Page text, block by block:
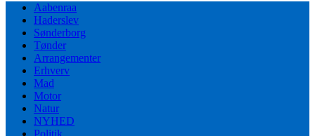
Aabenraa
Haderslev
Sønderborg
Tønder
Arrangementer
Erhverv
Mad
Motor
Natur
NYHED
Politik